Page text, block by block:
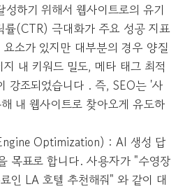
하기 위해서 웹사이트로의 유기
률(CTR) 극대화가 주요 성공 지표
소가 있지만 대부분의 경우 양질
내 키워드 밀도, 메타 태그 최적
강조되었습니다 . 즉, SEO는 '사
내 웹사이트로 찾아오게 유도하
Optimization) : AI 생성 답
목표로 합니다. 사용자가 "수영장
인 LA 호텔 추천해줘" 와 같이 대